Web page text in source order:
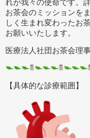
れが我々の使命です。
お茶会のミッションを
しく生まれ変わったお
お願いいたします。
医療法人社団お茶会理
【具体的な診療範囲】